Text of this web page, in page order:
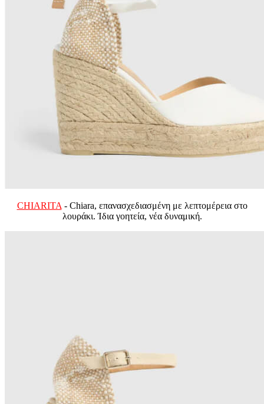
CHIARITA - Chiara, επανασχεδιασμένη με λεπτομέρεια στο
λουράκι. Ίδια γοητεία, νέα δυναμική.